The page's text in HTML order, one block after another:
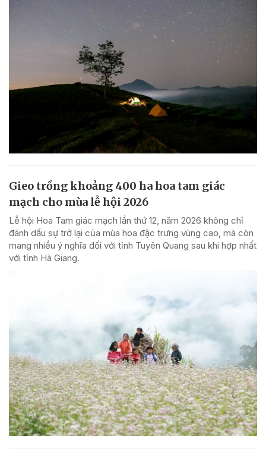
Gieo trồng khoảng 400 ha hoa tam giác
mạch cho mùa lễ hội 2026
Lễ hội Hoa Tam giác mạch lần thứ 12, năm 2026 không chỉ
đánh dấu sự trở lại của mùa hoa đặc trưng vùng cao, mà còn
mang nhiều ý nghĩa đối với tỉnh Tuyên Quang sau khi hợp nhất
với tỉnh Hà Giang.